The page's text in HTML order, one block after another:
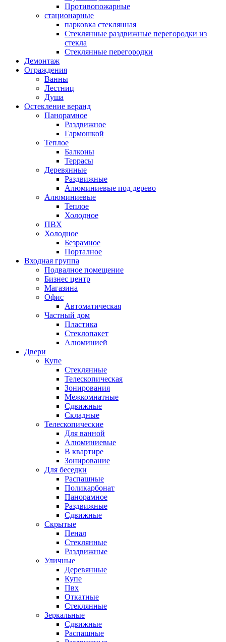
Противопожарные
стационарные
парковка стеклянная
Стеклянные раздвижные перегородки из
стекла
Стеклянные перегородки
Демонтаж
Ограждения
Ванны
Лестниц
Душа
Остекление веранд
Панорамное
Раздвижное
Гармошкой
Теплое
Балконы
Террасы
Деревянные
Раздвижные
Алюминиевые под дерево
Алюминиевые
Теплое
Холодное
ПВХ
Холодное
Безрамное
Порталное
Входная группа
Подвалное помещение
Бизнес центр
Магазина
Офис
Автоматическая
Частный дом
Пластика
Стеклопакет
Алюминией
Двери
Купе
Стеклянные
Телескопическая
Зонирования
Межкомнатные
Сдвижные
Складные
Телескопические
Для ванной
Алюминиевые
В квартире
Зонирование
Для беседки
Распашные
Поликарбонат
Панорамное
Раздвижные
Сдвижные
Скрытые
Пенал
Стеклянные
Раздвижные
Уличные
Деревянные
Купе
Пвх
Откатные
Стеклянные
Зеркальные
Сдвижные
Распашные